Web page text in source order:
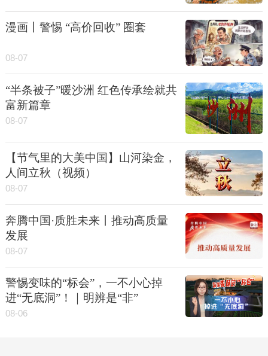
漫画丨警惕 “高价回收” 圈套
08-07
“半条被子”暖沙洲 红色传承绘就共
富新篇章
08-07
【节气里的大美中国】山河染金，
人间立秋（视频）
08-07
奔腾中国·质胜未来丨推动高质量
发展
08-07
警惕变味的“标会”，一不小心掉
进“无底洞”！｜明辨是“非”
08-06